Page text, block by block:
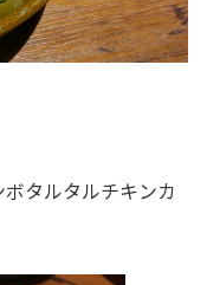
タルタルチキンカ